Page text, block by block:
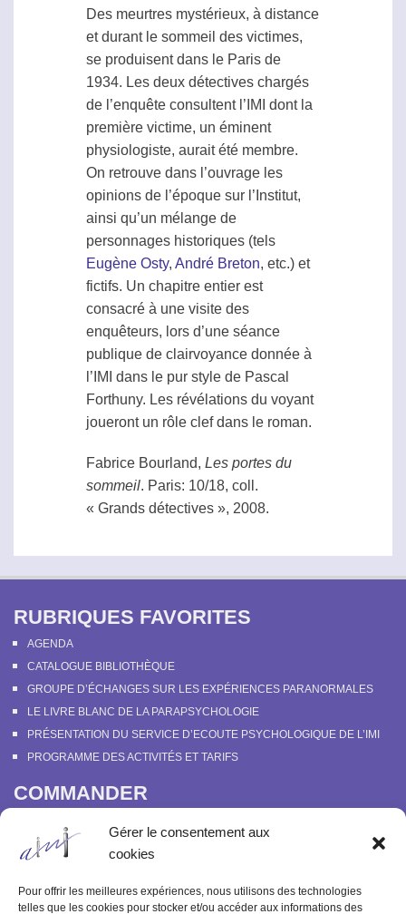
Gérer le consentement aux
cookies
Pour offrir les meilleures expériences, nous utilisons des technologies
telles que les cookies pour stocker et/ou accéder aux informations des
Des meurtres mystérieux, à distance
et durant le sommeil des victimes,
se produisent dans le Paris de
1934. Les deux détectives chargés
de l’enquête consultent l’IMI dont la
première victime, un éminent
physiologiste, aurait été membre.
On retrouve dans l’ouvrage les
opinions de l’époque sur l’Institut,
ainsi qu’un mélange de
personnages historiques (tels
Eugène Osty, André Breton, etc.) et
fictifs. Un chapitre entier est
consacré à une visite des
enquêteurs, lors d’une séance
publique de clairvoyance donnée à
l’IMI dans le pur style de Pascal
Forthuny. Les révélations du voyant
joueront un rôle clef dans le roman.
Fabrice Bourland, Les portes du
sommeil. Paris: 10/18, coll.
« Grands détectives », 2008.
RUBRIQUES FAVORITES
AGENDA
CATALOGUE BIBLIOTHÈQUE
GROUPE D’ÉCHANGES SUR LES EXPÉRIENCES PARANORMALES
LE LIVRE BLANC DE LA PARAPSYCHOLOGIE
PRÉSENTATION DU SERVICE D’ECOUTE PSYCHOLOGIQUE DE L’IMI
PROGRAMME DES ACTIVITÉS ET TARIFS
COMMANDER
SOUTENIR L’INSTITUT MÉTAPSYCHIQUE
COMMANDER OU FEUILLETER “LE BULLETIN MÉTAPSYCHIQUE” ET
“MÉTAPSYCHIQUE”